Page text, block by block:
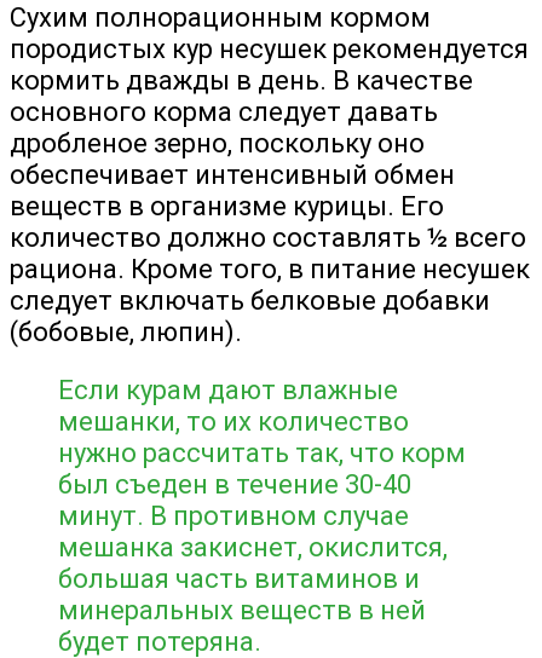
Сухим полнорационным кормом
породистых кур несушек рекомендуется
кормить дважды в день. В качестве
основного корма следует давать
дробленое зерно, поскольку оно
обеспечивает интенсивный обмен
веществ в организме курицы. Его
количество должно составлять ½ всего
рациона. Кроме того, в питание несушек
следует включать белковые добавки
(бобовые, люпин).
Если курам дают влажные
мешанки, то их количество
нужно рассчитать так, что корм
был съеден в течение 30-40
минут. В противном случае
мешанка закиснет, окислится,
большая часть витаминов и
минеральных веществ в ней
будет потеряна.